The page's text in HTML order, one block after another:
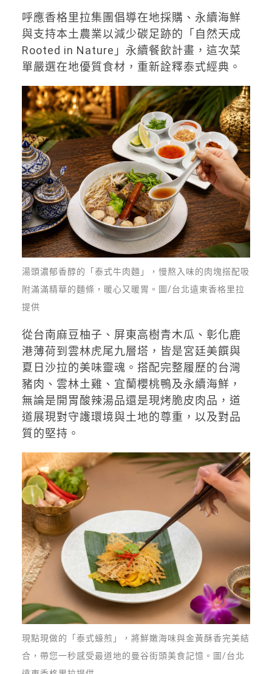
呼應香格里拉集團倡導在地採購、永續海鮮
與支持本土農業以減少碳足跡的「自然天成
Rooted in Nature」永續餐飲計畫，這次菜
單嚴選在地優質食材，重新詮釋泰式經典。
湯頭濃郁香醇的「泰式牛肉麵」，慢熬入味的肉塊搭配吸
附滿滿精華的麵條，暖心又暖胃。圖/台北遠東香格里拉
提供
從台南麻豆柚子、屏東高樹青木瓜、彰化鹿
港薄荷到雲林虎尾九層塔，皆是宮廷美饌與
夏日沙拉的美味靈魂。搭配完整履歷的台灣
豬肉、雲林土雞、宜蘭櫻桃鴨及永續海鮮，
無論是開胃酸辣湯品還是現烤脆皮肉品，道
道展現對守護環境與土地的尊重，以及對品
質的堅持。
現點現做的「泰式蠔煎」，將鮮嫩海味與金黃酥香完美結
合，帶您一秒感受最道地的曼谷街頭美食記憶。圖/台北